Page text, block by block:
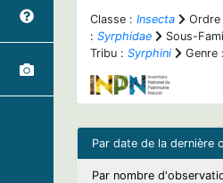
Classe : Insecta Ordre
: Syrphidae Sous-
Tribu : Syrphini Genre :
Par date de la dernière
Par nombre